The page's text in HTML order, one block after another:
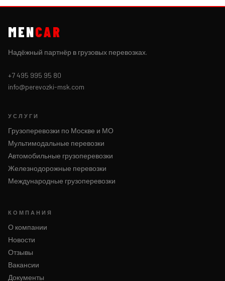
MENCAR
Надёжный партнёр в грузовых перевозках.
+7 495 995 95 80
info@perevozki-msk.com
УСЛУГИ
Грузоперевозки по Москве и МО
Мультимодальные перевозки
Автомобильные грузоперевозки
Железнодорожные перевозки
Международные грузоперевозки
КОМПАНИЯ
О компании
Новости
Отзывы
Вакансии
Документы